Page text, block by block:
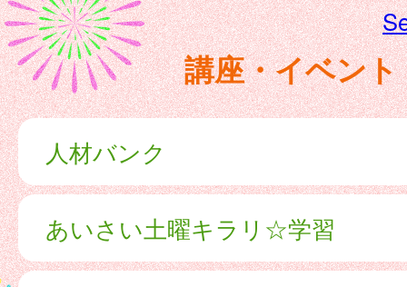
講座・イベント
人材バンク
あいさい土曜キラリ☆学習